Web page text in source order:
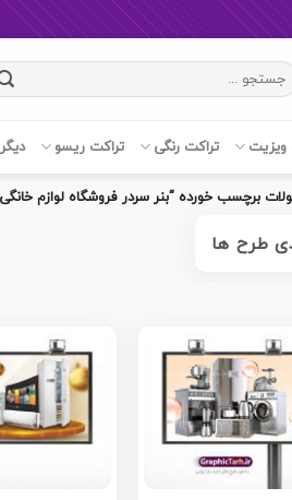
ویزیت تراکت رنگی تراکت ریسو
برچسب خورده “بنر سردر فروشگاه لوازم
طرح ها